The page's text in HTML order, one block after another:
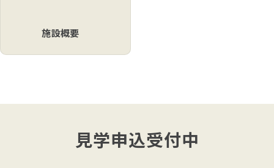
施設概要
見学申込受付中